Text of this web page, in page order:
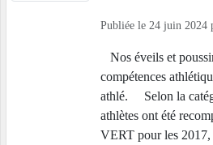
Publiée le 24 juin 2024
Nos éveils et
compétences
athlé. Selon la
athlètes ont été
VERT pour les